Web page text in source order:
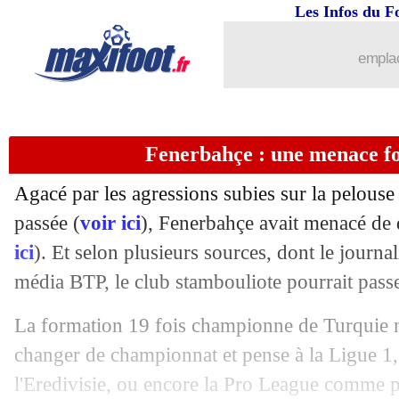
Les Infos du
Fenerbahçe : une menace
Agacé par les agressions subies sur la
passée (voir ici), Fenerbahçe avait menacé
ici). Et selon plusieurs sources, dont le
média BTP, le club stambouliote pourrait
La formation 19 fois championne de Turquie
changer de championnat et pense à la Ligue
l'Eredivisie, ou encore la Pro League comme
: Corée du Sud et Chine
26/03 Inter: accusé de racisme, Acerbi
: pourquoi McCourt a racheté le
26/03 Man City : Walker, un retour très
26/03 Bayern: Kimmich, le plan du Barça
26/03 EdF : les JO, Henry a identifié les
26/03 PSG : Tchouaméni, Mbappé répond